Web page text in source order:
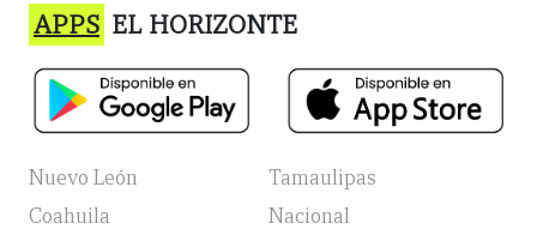
APPS EL HORIZONTE
Nuevo León
Tamaulipas
Coahuila
Nacional